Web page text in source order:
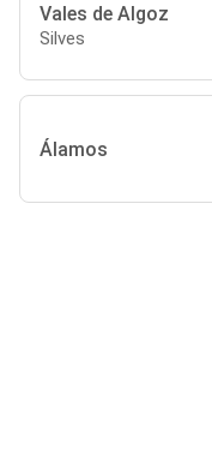
Vales de Algoz
Silves
Álamos